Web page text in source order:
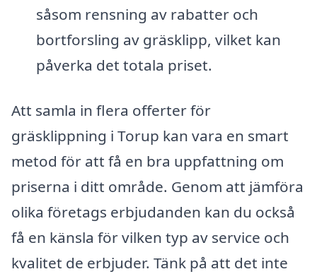
såsom rensning av rabatter och
bortforsling av gräsklipp, vilket kan
påverka det totala priset.
Att samla in flera offerter för
gräsklippning i Torup kan vara en smart
metod för att få en bra uppfattning om
priserna i ditt område. Genom att jämföra
olika företags erbjudanden kan du också
få en känsla för vilken typ av service och
kvalitet de erbjuder. Tänk på att det inte